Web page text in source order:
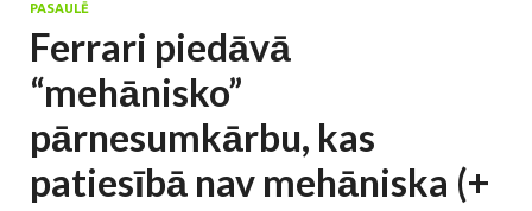
PASAULĒ
Ferrari piedāvā
“mehānisko”
pārnesumkārbu, kas
patiesībā nav mehāniska (+